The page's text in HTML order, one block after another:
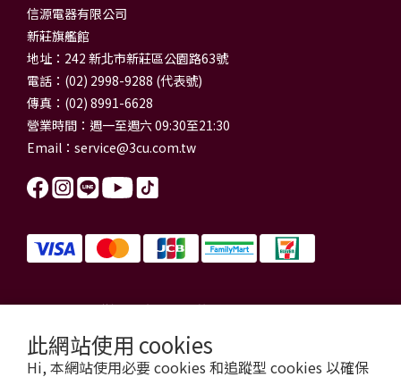
此網站使用 cookies
Hi, 本網站使用必要 cookies 和追蹤型 cookies 以確保
信源電器有限公司
新莊旗艦館
地址：242 新北市新莊區公園路63號
電話：(02) 2998-9288 (代表號)
傳真：(02) 8991-6628
營業時間：週一至週六 09:30至21:30
Email： service@3cu.com.tw
信源電器有限公司 統一編號：84179325
信源電器 版權所有